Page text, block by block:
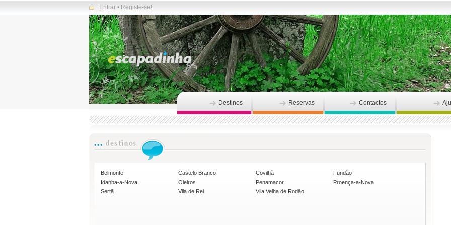
Entrar • Registe-se!
Destinos Reservas Contactos
Belmonte Castelo Branco Covilhã
Fundão
Idanha-a-Nova
Oleiros Penamacor
Proença-a-Nova
Sertã
Vila de Rei Vila Velha de Rodão